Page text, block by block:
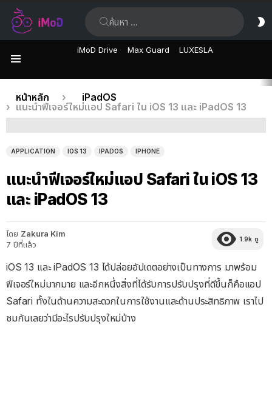
iMoD Drive Max Guard LUXESLA
เรื่อง
ล่าสุด
คุณอยู่ที่นี่:
หน้าหลัก
iPadOS
แนะนำฟีเจอร์ใหม่แอป Safari ใน iOS 13 และ iPadOS 13
APPLICATION IOS 13 IPADOS IPHONE
แนะนำฟีเจอร์ใหม่แอป Safari ใน iOS 13
และ iPadOS 13
โดย Zakura Kim
7 ปีที่แล้ว
1.9k ดู
iOS 13 และ iPadOS 13 ได้ปล่อยอัปเดตอย่างเป็นทางการ มาพร้อม
ฟีเจอร์ใหม่มากมาย และอีกหนึ่งสิ่งที่ได้รับการปรับปรุงที่ดีขึ้นก็คือแอป
Safari ทั้งในด้านความสะดวกในการใช้งานและด้านประสิทธิภาพ เราไป
ชมกันเลยว่ามีอะไรปรับปรุงใหม่บ้าง